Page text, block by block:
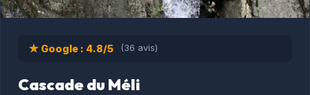
★ Google : 4.8/5 (36 avis)
Cascade du Méli